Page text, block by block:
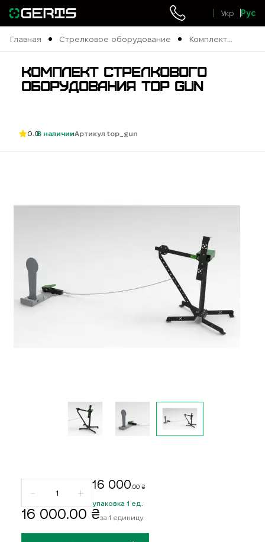
Укр Рус
Главная Стрелковое оборудование
Комплект
стрелкового
оборудования
TOP GUN
КОМПЛЕКТ СТРЕЛКОВОГО
ОБОРУДОВАНИЯ TOP GUN
0.0В наличииАртикул top_gun
16 000.00 ₴
упаковка 1 ед.
16 000.00 ₴за 1 единицу